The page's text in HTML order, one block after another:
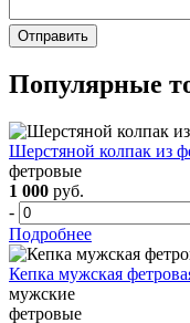
Популярные
Шерстяной колпак из
фетровые
1 000 руб.
-
Подробнее
Кепка мужская
мужские
фетровые